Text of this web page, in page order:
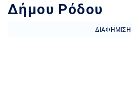
Δήμου Ρόδου
ΔΙΑΦΉΜΙΣΗ